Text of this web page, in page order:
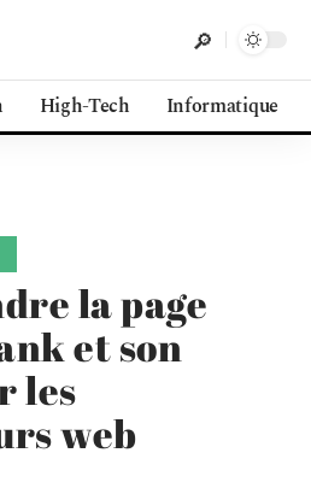
High-Tech Informatique
la page
et son
les
web